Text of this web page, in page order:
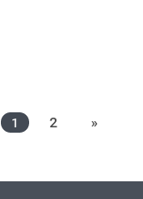
1 2 »